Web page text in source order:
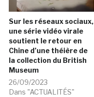
Sur les réseaux sociaux,
une série vidéo virale
soutient le retour en
Chine d’une théière de
la collection du British
Museum
26/09/2023
Dans "ACTUALITÉS"